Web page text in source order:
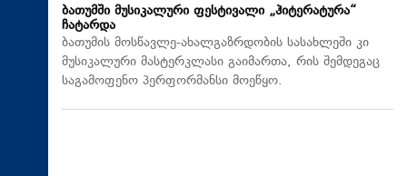
ბათუმში მუსიკალური ფესტივალი „ჰიტერატურა“
ჩატარდა
ბათუმის მოსწავლე-ახალგაზრდობის სასახლეში კი
მუსიკალური მასტერკლასი გაიმართა, რის შემდეგაც
საგამოფენო პერფორმანსი მოეწყო.